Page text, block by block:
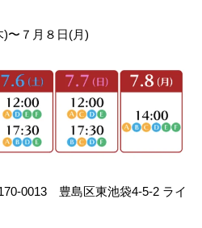
)〜７月８日(月)
0013 豊島区東池袋4-5-2 ライ